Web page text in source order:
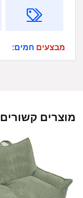
מבצעים חמים:
מוצרים קשורים